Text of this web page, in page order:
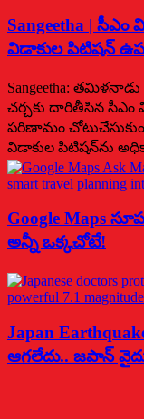
Sangeetha |
విడాకుల పిటిషన్
Sangeetha:
చర్చకు దారితీసిన సీఎం
పరిణామం
విడాకుల పిటిషన్‌ను
Google Maps
అన్నీ ఒక్కచోటే!
Japan
ఆగలేదు.. జపాన్